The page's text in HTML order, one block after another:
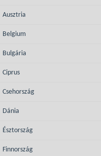
Ausztria
Belgium
Bulgária
Ciprus
Csehország
Dánia
Észtország
Finnország